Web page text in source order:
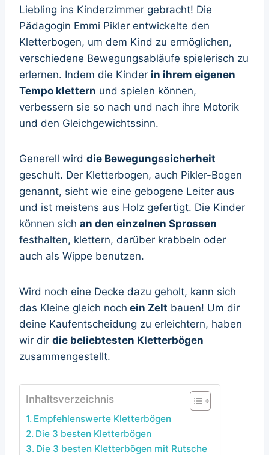
Liebling ins Kinderzimmer gebracht! Die
Pädagogin Emmi Pikler entwickelte den
Kletterbogen, um dem Kind zu ermöglichen,
verschiedene Bewegungsabläufe spielerisch zu
erlernen. Indem die Kinder in ihrem eigenen
Tempo klettern und spielen können,
verbessern sie so nach und nach ihre Motorik
und den Gleichgewichtssinn.
Generell wird die Bewegungssicherheit
geschult. Der Kletterbogen, auch Pikler-Bogen
genannt, sieht wie eine gebogene Leiter aus
und ist meistens aus Holz gefertigt. Die Kinder
können sich an den einzelnen Sprossen
festhalten, klettern, darüber krabbeln oder
auch als Wippe benutzen.
Wird noch eine Decke dazu geholt, kann sich
das Kleine gleich noch ein Zelt bauen! Um dir
deine Kaufentscheidung zu erleichtern, haben
wir dir die beliebtesten Kletterbögen
zusammengestellt.
Inhaltsverzeichnis
Empfehlenswerte Kletterbögen
Die 3 besten Kletterbögen
Die 3 besten Kletterbögen mit Rutsche